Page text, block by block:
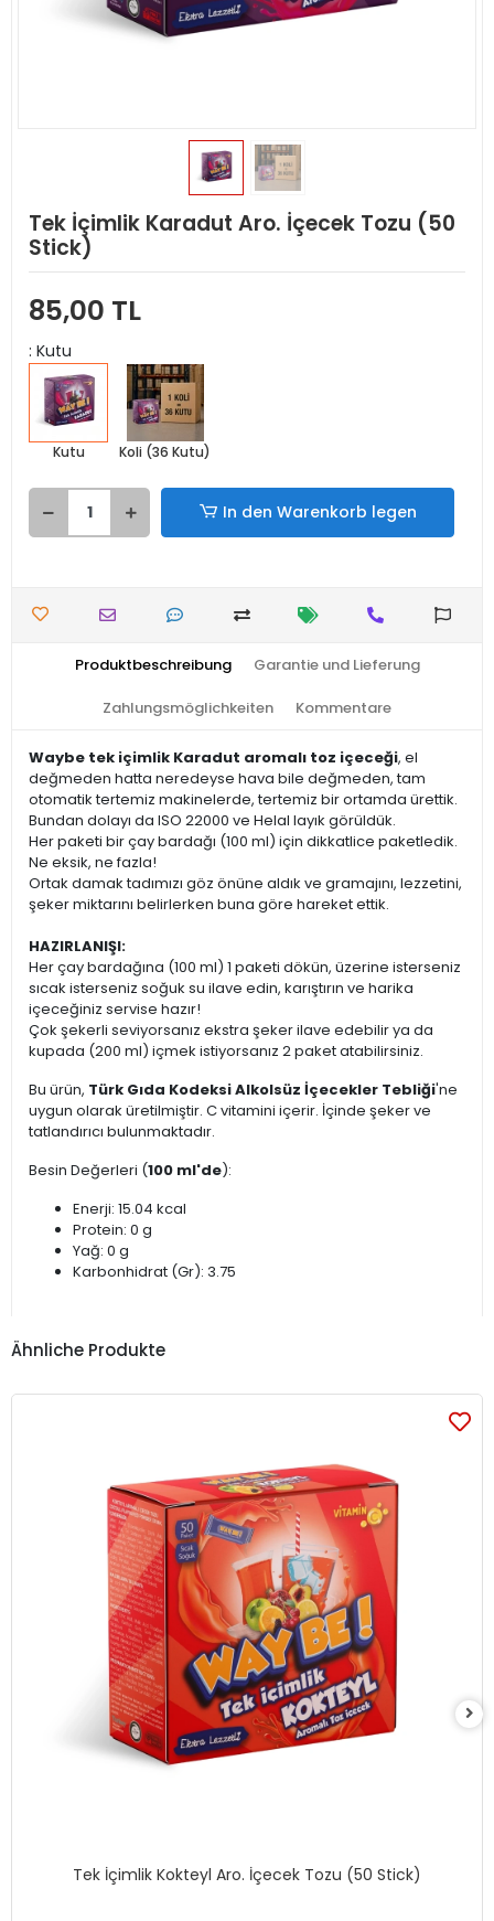
Tek İçimlik Karadut Aro. İçecek Tozu (50
Stick)
85,00 TL
: Kutu
Kutu Koli (36 Kutu)
In den Warenkorb legen
Produktbeschreibung Garantie und Lieferung
Zahlungsmöglichkeiten Kommentare
Waybe tek içimlik Karadut aromalı toz içeceği, el
değmeden hatta neredeyse hava bile değmeden, tam
otomatik tertemiz makinelerde, tertemiz bir ortamda ürettik.
Bundan dolayı da ISO 22000 ve Helal layık görüldük.
Her paketi bir çay bardağı (100 ml) için dikkatlice paketledik.
Ne eksik, ne fazla!
Ortak damak tadımızı göz önüne aldık ve gramajını, lezzetini,
şeker miktarını belirlerken buna göre hareket ettik.
HAZIRLANIŞI:
Her çay bardağına (100 ml) 1 paketi dökün, üzerine isterseniz
sıcak isterseniz soğuk su ilave edin, karıştırın ve harika
içeceğiniz servise hazır!
Çok şekerli seviyorsanız ekstra şeker ilave edebilir ya da
kupada (200 ml) içmek istiyorsanız 2 paket atabilirsiniz.
Bu ürün, Türk Gıda Kodeksi Alkolsüz İçecekler Tebliği'ne
uygun olarak üretilmiştir. C vitamini içerir. İçinde şeker ve
tatlandırıcı bulunmaktadır.
Besin Değerleri (100 ml'de):
Enerji: 15.04 kcal
Protein: 0 g
Yağ: 0 g
Karbonhidrat (Gr): 3.75
Ähnliche Produkte
Tek İçimlik Kokteyl Aro. İçecek Tozu (50 Stick)